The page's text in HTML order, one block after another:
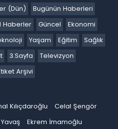
(Dün)
Bugünün Haberleri
Haberler Güncel
Ekonomi
Yaşam Eğitim
Sağlık
3.Sayfa
Televizyon
Arşivi
Kılıçdaroğlu
Celal Şengör
Ekrem İmamoğlu